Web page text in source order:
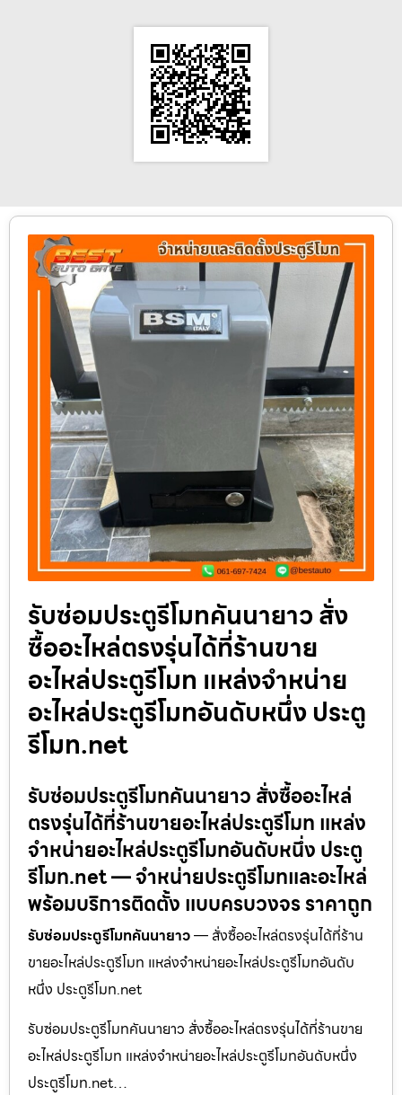
รับซ่อมประตูรีโมทคันนายาว สั่ง
ซื้ออะไหล่ตรงรุ่นได้ที่ร้านขาย
อะไหล่ประตูรีโมท แหล่งจำหน่าย
อะไหล่ประตูรีโมทอันดับหนึ่ง ประตู
รีโมท.net
รับซ่อมประตูรีโมทคันนายาว สั่งซื้ออะไหล่
ตรงรุ่นได้ที่ร้านขายอะไหล่ประตูรีโมท แหล่ง
จำหน่ายอะไหล่ประตูรีโมทอันดับหนึ่ง ประตู
รีโมท.net — จำหน่ายประตูรีโมทและอะไหล่
พร้อมบริการติดตั้ง แบบครบวงจร ราคาถูก
รับซ่อมประตูรีโมทคันนายาว— สั่งซื้ออะไหล่ตรงรุ่นได้ที่ร้าน
ขายอะไหล่ประตูรีโมท แหล่งจำหน่ายอะไหล่ประตูรีโมทอันดับ
หนึ่ง ประตูรีโมท.net
รับซ่อมประตูรีโมทคันนายาว สั่งซื้ออะไหล่ตรงรุ่นได้ที่ร้านขาย
อะไหล่ประตูรีโมท แหล่งจำหน่ายอะไหล่ประตูรีโมทอันดับหนึ่ง
ประตูรีโมท.net…